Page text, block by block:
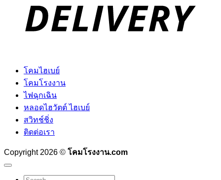
โคมไฮเบย์
โคมโรงงาน
ไฟฉุกเฉิน
หลอดไฮวัตต์ ไฮเบย์
สวิทช์ชิ่ง
ติดต่อเรา
Copyright 2026 © โคมโรงงาน.com